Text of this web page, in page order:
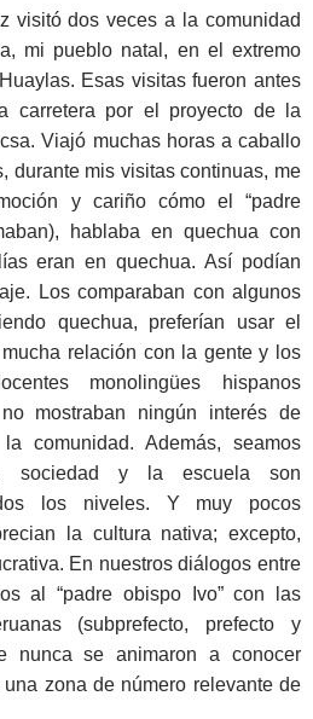
visitó dos veces a la comunidad
mi pueblo natal, en el extremo
Esas visitas fueron antes
carretera por el proyecto de la
Viajó muchas horas a caballo
durante mis visitas continuas, me
y cariño cómo el “padre
hablaba en quechua con
eran en quechua. Así podían
Los comparaban con algunos
quechua, preferían usar el
relación con la gente y los
monolingües hispanos
mostraban ningún interés de
comunidad. Además, seamos
sociedad y la escuela son
los niveles. Y muy pocos
la cultura nativa; excepto,
En nuestros diálogos entre
al “padre obispo Ivo” con las
(subprefecto, prefecto y
nunca se animaron a conocer
zona de número relevante de